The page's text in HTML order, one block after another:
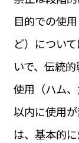
目的での使
ど）につい
いで、伝統
使用（ハム
以内に使用
は、基本的